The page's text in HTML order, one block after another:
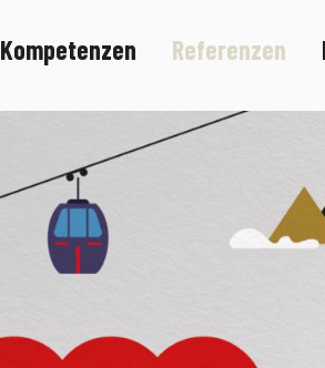
Kompetenzen Referenzen